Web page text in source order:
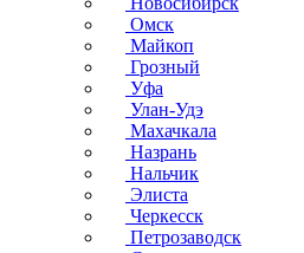
Омск
Майкоп
Грозный
Уфа
Улан-Удэ
Махачкала
Назрань
Нальчик
Элиста
Черкесск
Петрозаводск